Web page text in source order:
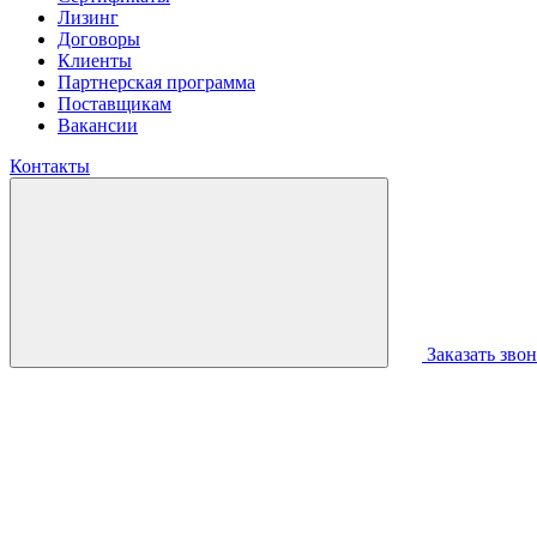
Лизинг
Договоры
Клиенты
Партнерская программа
Поставщикам
Вакансии
Контакты
Заказать